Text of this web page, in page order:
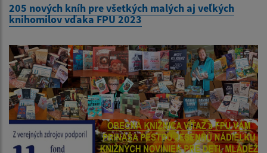
205 nových kníh pre všetkých malých aj veľkých
knihomilov vďaka FPU 2023